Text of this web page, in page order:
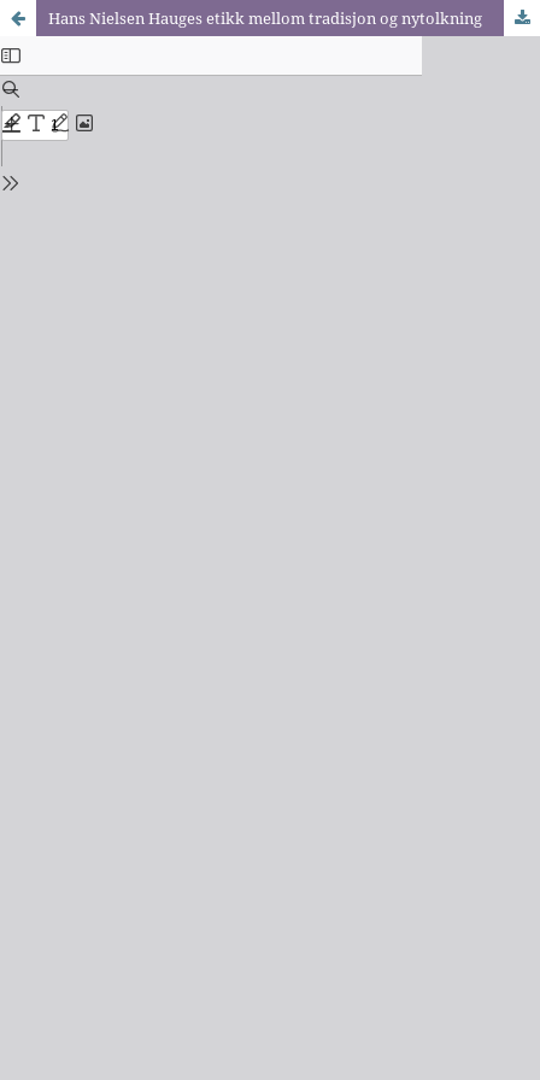
Hans Nielsen Hauges etikk mellom tradisjon og nytolkning